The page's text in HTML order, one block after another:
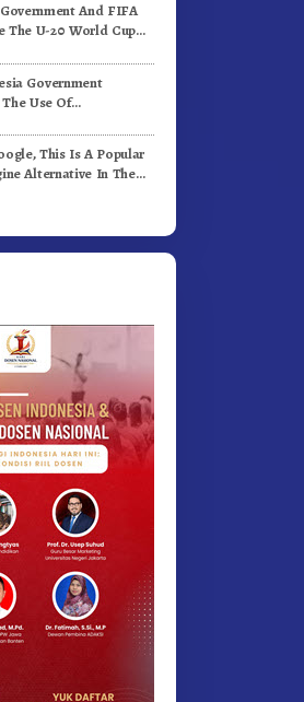
And FIFA
The U-20 World Cup
Government
Use Of
This Is A Popular
Alternative In The